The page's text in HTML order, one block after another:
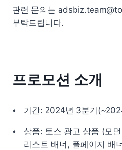
관련 문의는
부탁드립니다.
프로모션 소개
기간: 2024년 3분기
상품: 토스 광고 상품 (모
리스트 배너, 풀페이지 배